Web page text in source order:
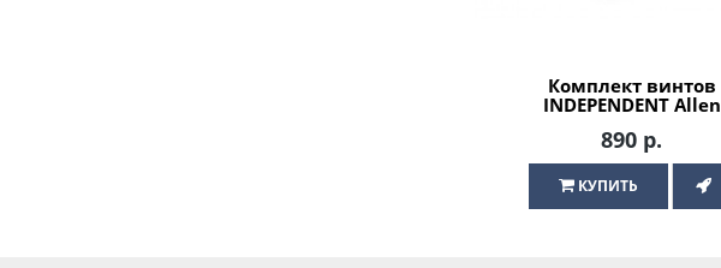
Комплект винтов
INDEPENDENT Allen
890 р.
КУПИТЬ